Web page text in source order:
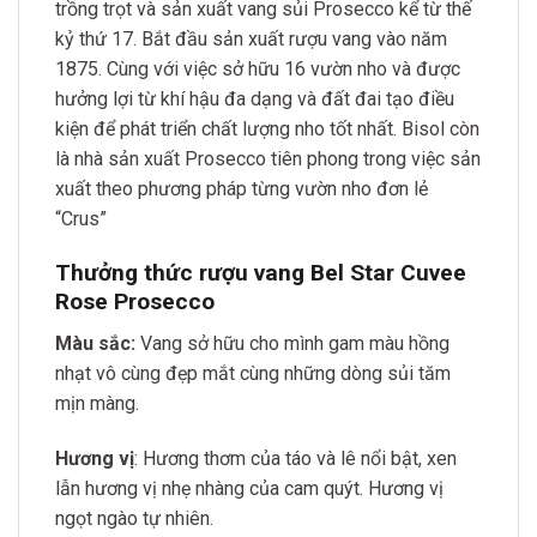
trồng trọt và sản xuất vang sủi Prosecco kể từ thế
kỷ thứ 17. Bắt đầu sản xuất rượu vang vào năm
1875. Cùng với việc sở hữu 16 vườn nho và được
hưởng lợi từ khí hậu đa dạng và đất đai tạo điều
kiện để phát triển chất lượng nho tốt nhất. Bisol còn
là nhà sản xuất Prosecco tiên phong trong việc sản
xuất theo phương pháp từng vườn nho đơn lẻ
“Crus”
Thưởng thức rượu vang Bel Star Cuvee
Rose Prosecco
Màu sắc: Vang sở hữu cho mình gam màu hồng
nhạt vô cùng đẹp mắt cùng những dòng sủi tăm
mịn màng.
Hương vị: Hương thơm của táo và lê nổi bật, xen
lẫn hương vị nhẹ nhàng của cam quýt. Hương vị
ngọt ngào tự nhiên.